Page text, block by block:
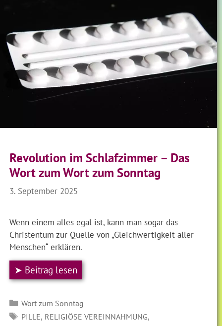
Revolution im Schlafzimmer – Das
Wort zum Wort zum Sonntag
3. September 2025
Wenn einem alles egal ist, kann man sogar das
Christentum zur Quelle von „Gleichwertigkeit aller
Menschen“ erklären.
➤ Beitrag lesen
Kategorien
Wort zum Sonntag
SCHLAGWÖRTER
PILLE, RELIGIÖSE VEREINNAHMUNG,